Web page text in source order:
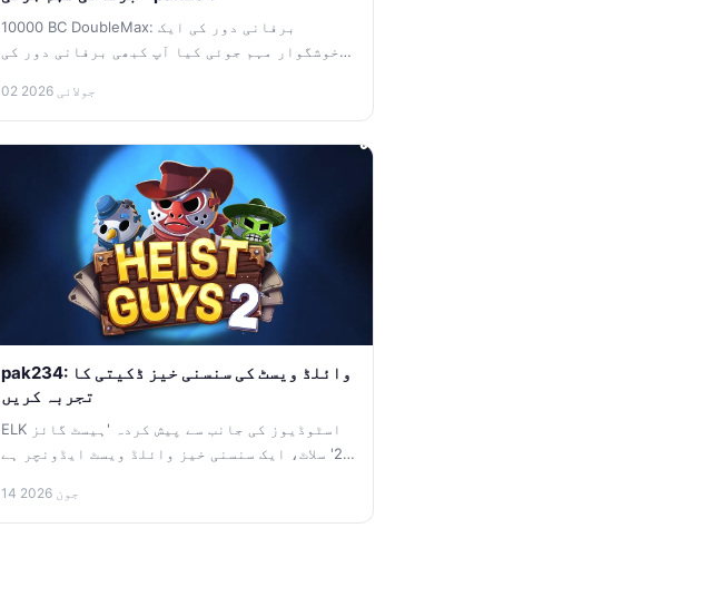
10000 BC DoubleMax: برفانی دور کی ایک
خوشگوار مہم جوئی کیا آپ کبھی برفانی دور کی
02 جولائی 2026
pak234: وائلڈ ویسٹ کی سنسنی خیز ڈکیتی کا
تجربہ کریں
ELK اسٹوڈیوز کی جانب سے پیش کردہ 'ہیسٹ گائز
2' سلاٹ، ایک سنسنی خیز وائلڈ ویسٹ ایڈونچر ہے
14 جون 2026